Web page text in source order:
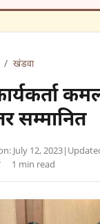
/ खंडवा
सम्मानित
July 12, 2023|
1 min read